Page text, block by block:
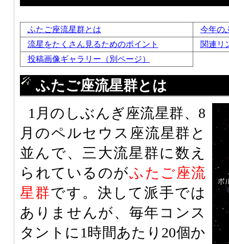
ふたご座流星群とは
今年の
流星をたくさん見るためのポイント
関連リ
投稿画像ギャラリー（別ページ）
ふたご座流星群とは
1月のしぶんぎ座流星群、8
月のペルセウス座流星群と
並んで、三大流星群に数え
られているのがふたご座流
星群です。決して派手では
ありませんが、毎年コンス
タントに1時間あたり20個か